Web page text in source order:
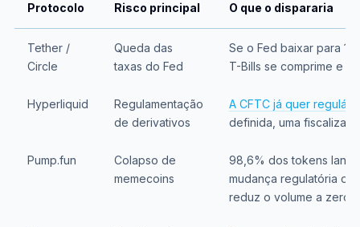
Protocolo Risco principal O que o dispararia
Tether /
Circle
Queda das
taxas do Fed
Se o Fed baixar para
T-Bills se comprime e
Hyperliquid
Regulamentação
de derivativos
A CFTC já quer regulá-
definida, uma
Pump.fun
Colapso de
memecoins
98,6% dos tokens
mudança regulatória
reduz o volume a zero